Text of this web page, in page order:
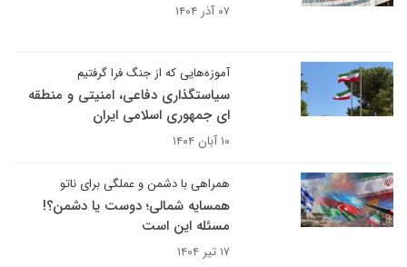
۰۷ آذر ۱۴۰۴
آموزه‌هایی که از جنگ فرا گرفتیم
سیاستگذاری دفاعی، امنیتی و منطقه
ای جمهوری اسلامی ایران
۱۰ آبان ۱۴۰۴
همراهی با دشمن و عملگی برای ناتو
همسایه شمالی؛ دوست یا دشمن؟!
مسئله این است
۱۷ تیر ۱۴۰۴